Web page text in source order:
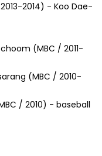
2014) - Koo Dae-
(MBC / 2011-
(MBC / 2010-
/ 2010) - baseball